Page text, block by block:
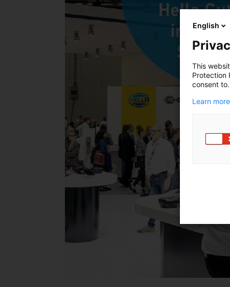
English
This
Protection
consent to.
Learn